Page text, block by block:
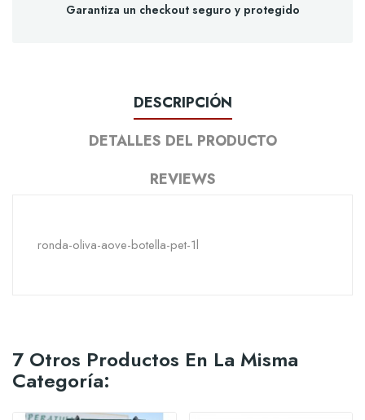
Garantiza un checkout seguro y protegido
DESCRIPCIÓN
DETALLES DEL PRODUCTO
REVIEWS
ronda-oliva-aove-botella-pet-1l
7 Otros Productos En La Misma
Categoría: